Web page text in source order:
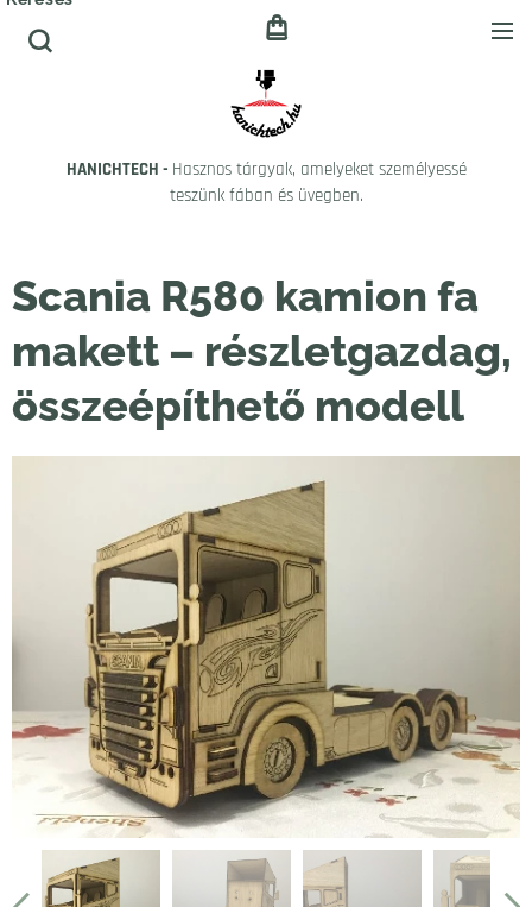
HANICHTECH - Hasznos tárgyak, amelyeket személyessé
teszünk fában és üvegben.
Scania R580 kamion fa
makett – részletgazdag,
összeépíthető modell